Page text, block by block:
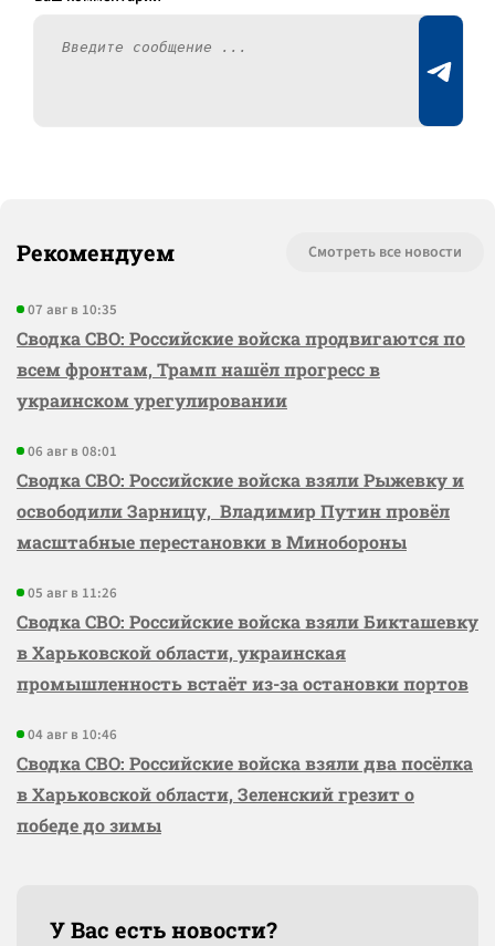
Рекомендуем Смотреть все новости
07 авг в 10:35
Сводка СВО: Российские войска продвигаются по
всем фронтам, Трамп нашёл прогресс в
украинском урегулировании
06 авг в 08:01
Сводка СВО: Российские войска взяли Рыжевку и
освободили Зарницу, Владимир Путин провёл
масштабные перестановки в Минобороны
05 авг в 11:26
Сводка СВО: Российские войска взяли Бикташевку
в Харьковской области, украинская
промышленность встаёт из-за остановки портов
04 авг в 10:46
Сводка СВО: Российские войска взяли два посёлка
в Харьковской области, Зеленский грезит о
победе до зимы
У Вас есть новости?